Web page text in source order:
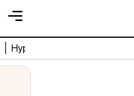
HyperOS 3